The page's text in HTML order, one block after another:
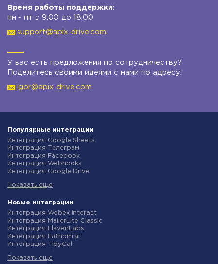
Время работы поддержки:
пн - пт с 9:00 до 18:00
support@apix-drive.com
У вас есть предложения по сотрудничеству?
Поделитесь своими идеями с нами по адресу:
igor@apix-drive.com
Популярные интеграции
Интеграция Google Sheets
Интеграция Телеграм
Интеграция Facebook
Интеграция Webhooks
Интеграция Google Drive
Интеграция Gmail
Интеграция Новая Почта
Интеграция Binotel
Интеграция OpenAI (ChatGPT)
Интеграция Prom
Интеграция Приват24
Интеграция OLX
Интеграция TurboSMS
Интеграция SendPulse
Показать еще
Новые интеграции
Интеграция Webex Interact
Интеграция MailerLite Classic
Интеграция ElevenLabs
Интеграция Fathom.ai
Интеграция TidyCal
Интеграция Gist
Показать еще